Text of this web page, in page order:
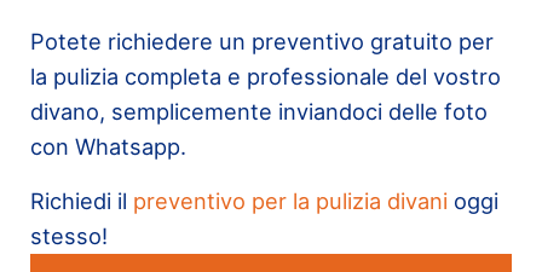
Potete richiedere un preventivo gratuito per
la pulizia completa e professionale del vostro
divano, semplicemente inviandoci delle foto
con Whatsapp.
Richiedi il preventivo per la pulizia divanioggi
stesso!